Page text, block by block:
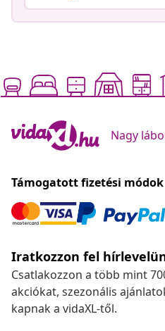
Nagy
Támogatott fizetési módok
Iratkozzon fel
Csatlakozzon a több mint
akciókat, szezonális
kapnak a vidaXL-től.